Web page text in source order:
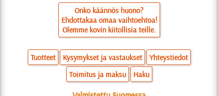
Onko käännös huono?
Ehdottakaa omaa vaihtoehtoa!
Olemme kovin kiitollisia teille.
Tuotteet Kysymykset ja vastaukset
Yhteystiedot
Toimitus ja maksu
Haku